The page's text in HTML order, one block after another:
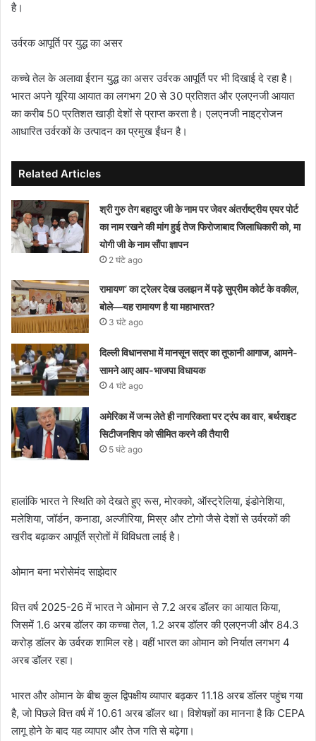
है।
उर्वरक आपूर्ति पर युद्ध का असर
कच्चे तेल के अलावा ईरान युद्ध का असर उर्वरक आपूर्ति पर भी दिखाई दे रहा है।
भारत अपने यूरिया आयात का लगभग 20 से 30 प्रतिशत और एलएनजी आयात
का करीब 50 प्रतिशत खाड़ी देशों से प्राप्त करता है। एलएनजी नाइट्रोजन
आधारित उर्वरकों के उत्पादन का प्रमुख ईंधन है।
Related Articles
श्री गुरु तेग बहादुर जी के नाम पर जेवर अंतर्राष्ट्रीय एयर पोर्ट
का नाम रखने की मांग हुई तेज फिरोजाबाद जिलाधिकारी को, मा
योगी जी के नाम सौंपा ज्ञापन
2 घंटे ago
रामायण’ का ट्रेलर देख उलझन में पड़े सुप्रीम कोर्ट के वकील,
बोले—यह रामायण है या महाभारत?
3 घंटे ago
दिल्ली विधानसभा में मानसून सत्र का तूफानी आगाज, आमने-
सामने आए आप-भाजपा विधायक
4 घंटे ago
अमेरिका में जन्म लेते ही नागरिकता पर ट्रंप का वार, बर्थराइट
सिटीजनशिप को सीमित करने की तैयारी
5 घंटे ago
हालांकि भारत ने स्थिति को देखते हुए रूस, मोरक्को, ऑस्ट्रेलिया, इंडोनेशिया,
मलेशिया, जॉर्डन, कनाडा, अल्जीरिया, मिस्र और टोगो जैसे देशों से उर्वरकों की
खरीद बढ़ाकर आपूर्ति स्रोतों में विविधता लाई है।
ओमान बना भरोसेमंद साझेदार
वित्त वर्ष 2025-26 में भारत ने ओमान से 7.2 अरब डॉलर का आयात किया,
जिसमें 1.6 अरब डॉलर का कच्चा तेल, 1.2 अरब डॉलर की एलएनजी और 84.3
करोड़ डॉलर के उर्वरक शामिल रहे। वहीं भारत का ओमान को निर्यात लगभग 4
अरब डॉलर रहा।
भारत और ओमान के बीच कुल द्विपक्षीय व्यापार बढ़कर 11.18 अरब डॉलर पहुंच गया
है, जो पिछले वित्त वर्ष में 10.61 अरब डॉलर था। विशेषज्ञों का मानना है कि CEPA
लागू होने के बाद यह व्यापार और तेज गति से बढ़ेगा।